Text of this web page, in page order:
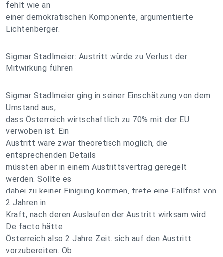
fehlt wie an
einer demokratischen Komponente, argumentierte
Lichtenberger.
Sigmar Stadlmeier: Austritt würde zu Verlust der
Mitwirkung führen
Sigmar Stadlmeier ging in seiner Einschätzung von dem
Umstand aus,
dass Österreich wirtschaftlich zu 70% mit der EU
verwoben ist. Ein
Austritt wäre zwar theoretisch möglich, die
entsprechenden Details
müssten aber in einem Austrittsvertrag geregelt
werden. Sollte es
dabei zu keiner Einigung kommen, trete eine Fallfrist von
2 Jahren in
Kraft, nach deren Auslaufen der Austritt wirksam wird.
De facto hätte
Österreich also 2 Jahre Zeit, sich auf den Austritt
vorzubereiten. Ob